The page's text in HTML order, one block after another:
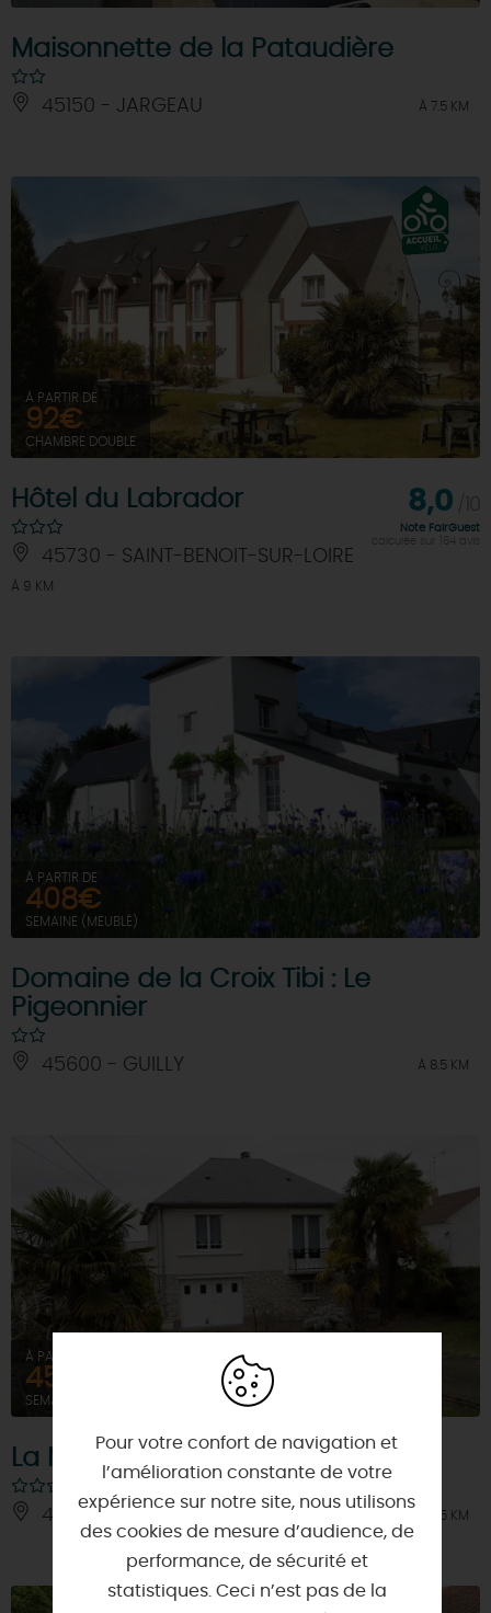
Maisonnette de la Pataudière
45150 - JARGEAU À 7.5 KM
À PARTIR DE
92€
CHAMBRE DOUBLE
Hôtel du Labrador
45730 - SAINT-BENOIT-SUR-LOIRE
À 9 KM
8,0
Note FairGuest
À PARTIR DE
408€
SEMAINE (MEUBLÉ)
Domaine de la Croix Tibi : Le
Pigeonnier
45600 - GUILLY À 8.5 KM
À PARTIR DE
450€
SEMAINE (MEUBLÉ)
La Maison Blanche
45110 - CHATEAUNEUF-SUR-LOIRE À 1.5 KM
Pour votre confort de navigation et
l’amélioration constante de votre
expérience sur notre site, nous utilisons
des cookies de mesure d’audience, de
performance, de sécurité et
statistiques. Ceci n’est pas de la